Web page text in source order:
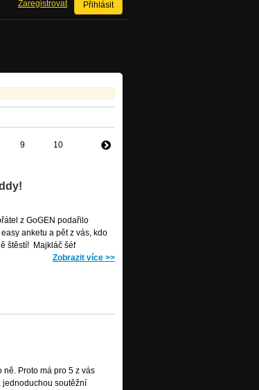
Přihlásit
Zaregistrovat
9 10
z GoGEN podařilo
anketu a pět z vás, kdo
štěstí! Majkláč šéf
Zobrazit více >>
Proto má pro 5 z vás
jednoduchou soutěžní